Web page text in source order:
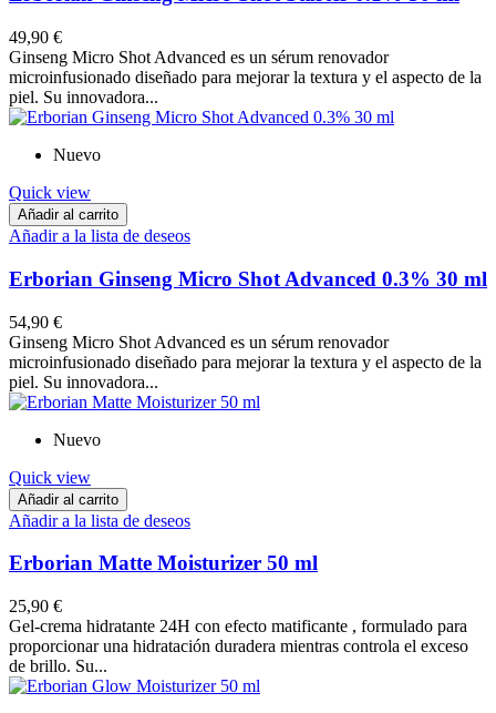
49,90 €
Ginseng Micro Shot Advanced es un sérum renovador
microinfusionado diseñado para mejorar la textura y el aspecto de la
piel. Su innovadora...
Nuevo
Quick view
Añadir al carrito
Añadir a la lista de deseos
Erborian Ginseng Micro Shot Advanced 0.3% 30 ml
54,90 €
Ginseng Micro Shot Advanced es un sérum renovador
microinfusionado diseñado para mejorar la textura y el aspecto de la
piel. Su innovadora...
Nuevo
Quick view
Añadir al carrito
Añadir a la lista de deseos
Erborian Matte Moisturizer 50 ml
25,90 €
Gel-crema hidratante 24H con efecto matificante , formulado para
proporcionar una hidratación duradera mientras controla el exceso
de brillo. Su...